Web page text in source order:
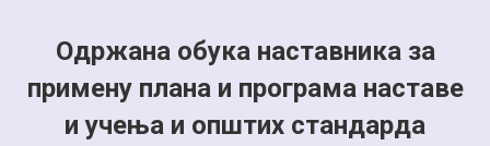
Одржана обука наставника за
примену плана и програма наставе
и учења и општих стандарда